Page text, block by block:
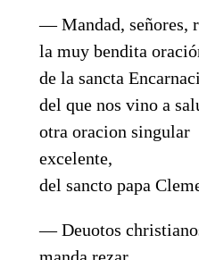
— Mandad, señores,
la muy bendita
de la sancta
del que nos vino a
otra oracion singular
excelente,
del sancto papa
— Deuotos